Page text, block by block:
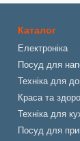
Каталог
Електроніка
Посуд для
Техніка для
Краса та
Техніка для
Посуд для